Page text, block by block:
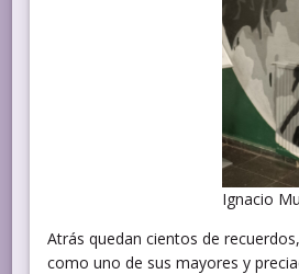
Ignacio
Atrás quedan cientos de
como uno de sus mayores y